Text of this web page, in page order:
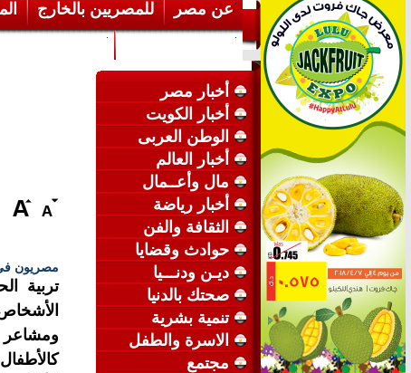
عن مصر للمصريين بالخارج
أخبار مصر
أخبار الكويت
الوطن العربى
أخبار العالم
مال وأعــمال
أخبار رياضة
الثقافة والفن
حوادث وقضايا
ديـن ودنـــيا
صحتك بالدنيا
تنمية بشرية
الاسرة والطفل
مجتمع
مصريون
تربية
ومشاعر